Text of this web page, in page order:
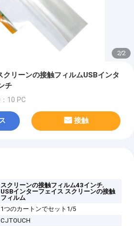
2/2
リーンの接触フィルムUSBインタ
チ
10 PC
接触
スクリーンの接触フィルム43インチ,
USBインターフェイス スクリーンの接触
フィルム
1つのカートンでセット1/5
CJTOUCH